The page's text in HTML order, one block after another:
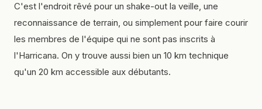
C'est l'endroit rêvé pour un shake-out la veille, une
reconnaissance de terrain, ou simplement pour faire courir
les membres de l'équipe qui ne sont pas inscrits à
l'Harricana. On y trouve aussi bien un 10 km technique
qu'un 20 km accessible aux débutants.